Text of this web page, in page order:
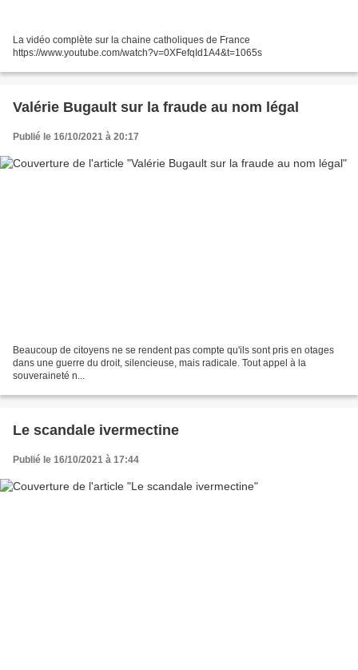
La vidéo complète sur la chaine catholiques de France
https://www.youtube.com/watch?v=0XFefqId1A4&t=1065s
Valérie Bugault sur la fraude au nom légal
Publié le 16/10/2021 à 20:17
Beaucoup de citoyens ne se rendent pas compte qu'ils sont pris en otages
dans une guerre du droit, silencieuse, mais radicale. Tout appel à la
souveraineté n...
Le scandale ivermectine
Publié le 16/10/2021 à 17:44